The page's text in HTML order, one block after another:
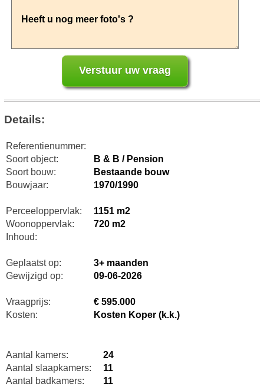
Details:
Referentienummer:
Soort object:
B & B / Pension
Soort bouw:
Bestaande bouw
Bouwjaar:
1970/1990
Perceeloppervlak:
1151 m2
Woonoppervlak:
720 m2
Inhoud:
Geplaatst op:
3+ maanden
Gewijzigd op:
09-06-2026
Vraagprijs:
€ 595.000
Kosten:
Kosten Koper (k.k.)
Aantal kamers:
24
Aantal slaapkamers:
11
Aantal badkamers:
11